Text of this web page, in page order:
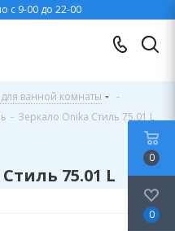
с 9-00 до 22-00
ванной комнаты
-
- Зеркало Onika Стиль 75.01 L
75.01 L
0
0